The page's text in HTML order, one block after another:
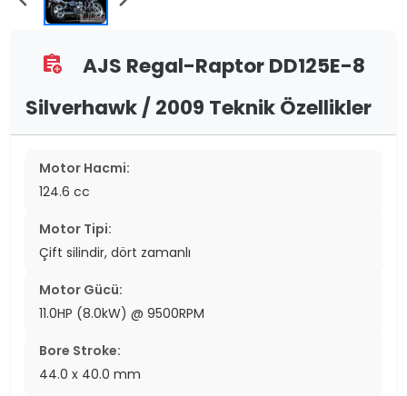
assignment_add
AJS Regal-Raptor DD125E-8
Silverhawk / 2009 Teknik Özellikler
Motor Hacmi:
124.6 cc
Motor Tipi:
Çift silindir, dört zamanlı
Motor Gücü:
11.0HP (8.0kW) @ 9500RPM
Bore Stroke:
44.0 x 40.0 mm